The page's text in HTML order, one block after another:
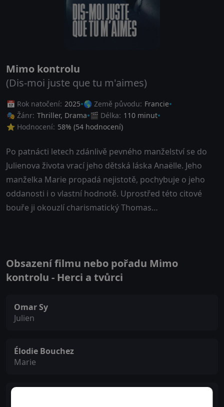
Mimo kontrolu
(Dis-moi juste que tu m'aimes)
📅 Rok natočení: 2025 🌎 Země původu: Francie
🎭 Žánr: Thriller, Drama 🎬 Délka: 110 minut
⭐ Hodnocení: 58% (54 hodnocení)
Po patnácti letech zdánlivě pevného manželství se do
Julienova života vrací jeho dětská láska Anaëlle. Jeho
manželka Marie propadá nejistotě, pochybuje o jeho
oddanosti i o vlastní hodnotě. Uprostřed této citové
bouře ji okouzlí charismatický Thomas…
Obsazení filmu nebo pořadu Mimo
kontrolu - Herci a tvůrci
Omar Sy
Julien
Élodie Bouchez
Marie